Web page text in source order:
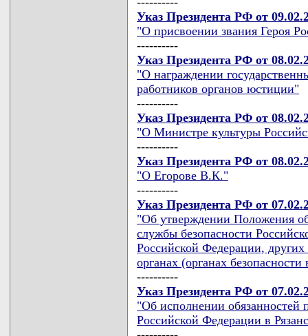
Указ Президента РФ от
"О присвоении звания Героя
----------
Указ Президента РФ от
"О награждении
работников органов юстиции"
----------
Указ Президента РФ от
"О Министре культуры
----------
Указ Президента РФ от
"О Егорове В.К."
----------
Указ Президента РФ от
"Об утверждении Положения
службы безопасности
Российской Федерации,
органах (органах безопасности
----------
Указ Президента РФ от
"Об исполнении обязанностей
Российской Федерации в